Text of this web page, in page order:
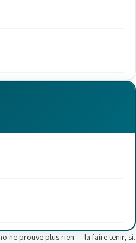
ne prouve plus rien — la faire tenir, si.